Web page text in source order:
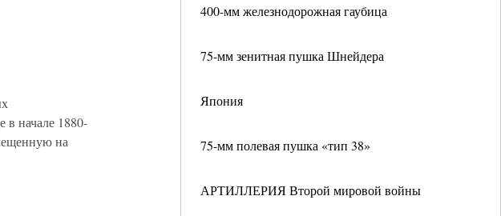
400-мм железнодорожная гаубица
75-мм зенитная пушка Шнейдера
Япония
75-мм полевая пушка «тип 38»
АРТИЛЛЕРИЯ Второй мировой войны
в начале 1880-
на